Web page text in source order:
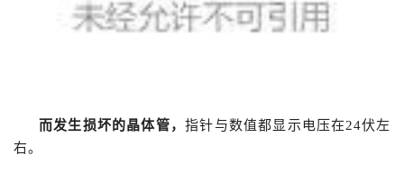
而发生损坏的晶体管，指针与数值都显示电压在24伏左
右。